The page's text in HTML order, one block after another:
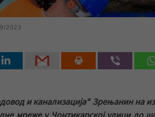
2023
и канализација“ Зрењанин на